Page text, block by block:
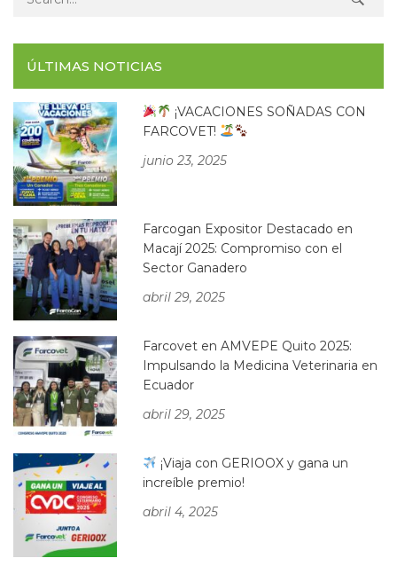
ÚLTIMAS NOTICIAS
¡VACACIONES SOÑADAS CON
FARCOVET!
junio 23, 2025
Farcogan Expositor Destacado en
Macají 2025: Compromiso con el
Sector Ganadero
abril 29, 2025
Farcovet en AMVEPE Quito 2025:
Impulsando la Medicina Veterinaria en
Ecuador
abril 29, 2025
¡Viaja con GERIOOX y gana un
increíble premio!
abril 4, 2025